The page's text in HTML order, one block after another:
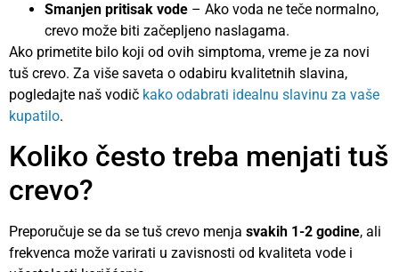
Smanjen pritisak vode – Ako voda ne teče normalno,
crevo može biti začepljeno naslagama.
Ako primetite bilo koji od ovih simptoma, vreme je za novi
tuš crevo. Za više saveta o odabiru kvalitetnih slavina,
pogledajte naš vodič kako odabrati idealnu slavinu za vaše
kupatilo.
Koliko često treba menjati tuš
crevo?
Preporučuje se da se tuš crevo menja svakih 1-2 godine, ali
frekvenca može varirati u zavisnosti od kvaliteta vode i